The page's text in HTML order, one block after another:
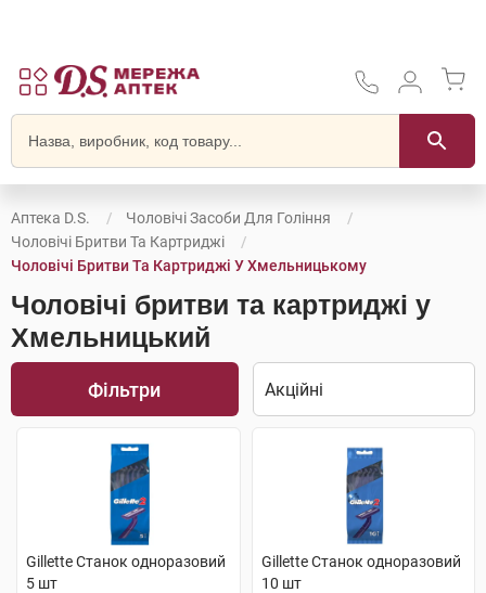
Аптека D.S.
Чоловічі Засоби Для Гоління
Чоловічі Бритви Та Картриджі
Чоловічі Бритви Та Картриджі У Хмельницькому
Чоловічі бритви та картриджі у
Хмельницький
Фільтри
Gillette Станок одноразовий
5 шт
Gillette Станок одноразовий
10 шт